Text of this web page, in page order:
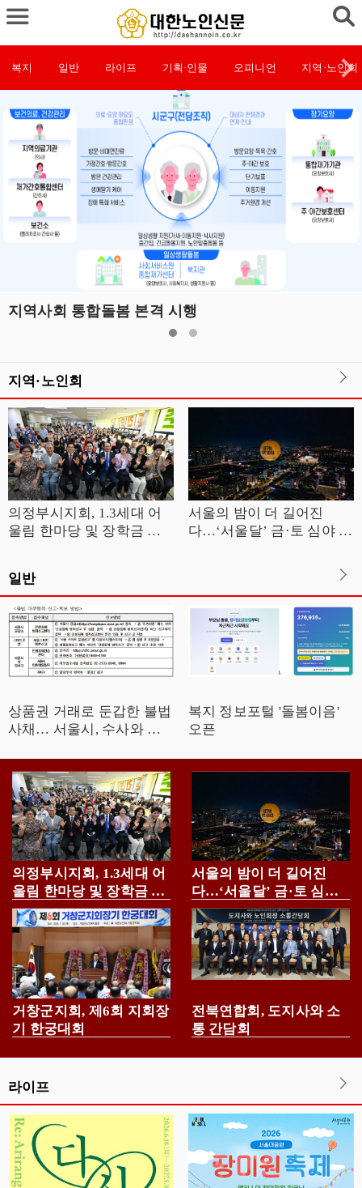
복지 일반 라이프 기획·인물 오피니언 지역·노인회
지역사회 통합돌봄 본격 시행
지역·노인회
의정부시지회, 1.3세대 어
울림 한마당 및 장학금 전
서울의 밤이 더 길어진
다…‘서울달’ 금·토 심야 운
일반
상품권 거래로 둔갑한 불법
사채… 서울시, 수사와 예
복지 정보포털 '돌봄이음'
오픈
의정부시지회, 1.3세대 어
울림 한마당 및 장학금 전
달식 개최
서울의 밤이 더 길어진
다…‘서울달’ 금·토 심야
운영
거창군지회, 제6회 지회장
기 한궁대회
전북연합회, 도지사와 소
통 간담회
라이프